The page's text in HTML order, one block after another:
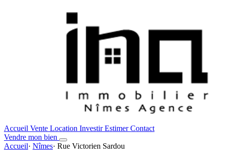
Accueil Vente Location InvestirEstimerContact
Vendre mon bien
Accueil· Nîmes· Rue Victorien Sardou